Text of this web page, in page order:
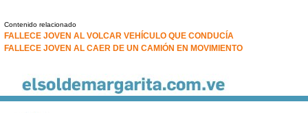
Contenido relacionado
FALLECE JOVEN AL VOLCAR VEHÍCULO QUE CONDUCÍA
FALLECE JOVEN AL CAER DE UN CAMIÓN EN MOVIMIENTO